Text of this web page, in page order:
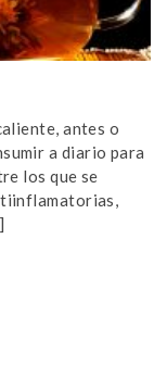
antes o
a diario para
los que se